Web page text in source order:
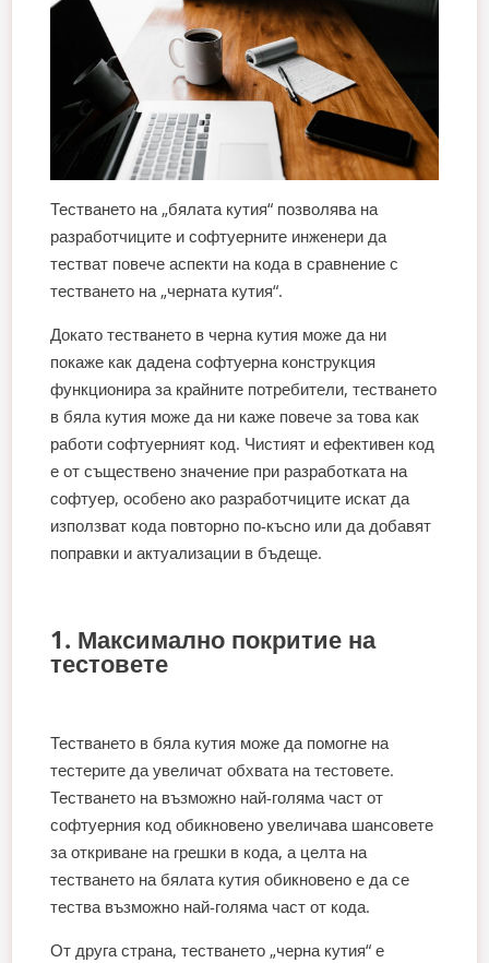
Тестването на „бялата кутия“ позволява на
разработчиците и софтуерните инженери да
тестват повече аспекти на кода в сравнение с
тестването на „черната кутия“.
Докато тестването в черна кутия може да ни
покаже как дадена софтуерна конструкция
функционира за крайните потребители, тестването
в бяла кутия може да ни каже повече за това как
работи софтуерният код. Чистият и ефективен код
е от съществено значение при разработката на
софтуер, особено ако разработчиците искат да
използват кода повторно по-късно или да добавят
поправки и актуализации в бъдеще.
1. Максимално покритие на
тестовете
Тестването в бяла кутия може да помогне на
тестерите да увеличат обхвата на тестовете.
Тестването на възможно най-голяма част от
софтуерния код обикновено увеличава шансовете
за откриване на грешки в кода, а целта на
тестването на бялата кутия обикновено е да се
тества възможно най-голяма част от кода.
От друга страна, тестването „черна кутия“ е